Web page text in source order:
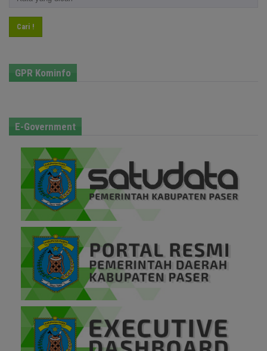
Cari !
GPR Kominfo
E-Government